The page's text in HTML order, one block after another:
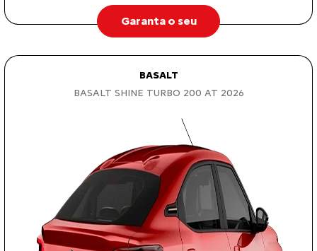
Garanta o seu
BASALT
BASALT SHINE TURBO 200 AT 2026